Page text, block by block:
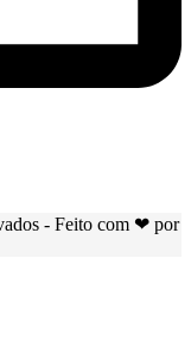
- Feito com ❤ por